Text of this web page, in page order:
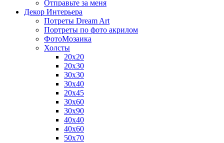
Отправьте за меня
Декор Интерьера
Потреты Dream Art
Портреты по фото акрилом
ФотоМозаика
Холсты
20х20
20х30
30х30
30х40
20х45
30х60
30х90
40х40
40х60
50х70